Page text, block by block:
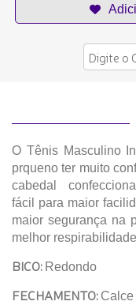
O Tênis Masculino
prqueno ter muito
cabedal
fácil para maior
maior segurança na
melhor
BICO: Redondo
FECHAMENTO: Calce